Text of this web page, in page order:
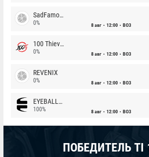
SadFamous
0% 8 авг 12:00 BO3
100 Thieves
0% 8 авг 12:00 BO3
REVENIX
0% 8 авг 12:00 BO3
EYEBALLERS
100% 8 авг 12:00 BO3
ПОБЕДИТЕЛЬ TI